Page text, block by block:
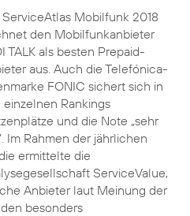
ServiceAtlas Mobilfunk 2018
den Mobilfunkanbieter
TALK als besten Prepaid-
aus. Auch die Telefónica-
FONIC sichert sich in
einzelnen Rankings
und die Note „sehr
Im Rahmen der jährlichen
ermittelte die
ServiceValue,
Anbieter laut Meinung der
besonders